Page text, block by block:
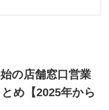
の店舗窓口営業
め【2025年から